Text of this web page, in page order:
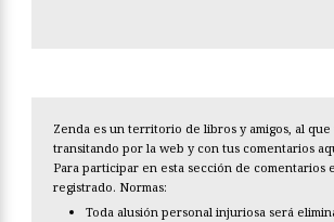
Zenda es un territorio de libros y amigos, al
transitando por la web y con tus comentarios
Para participar en esta sección de comentarios
registrado. Normas:
Toda alusión personal injuriosa será